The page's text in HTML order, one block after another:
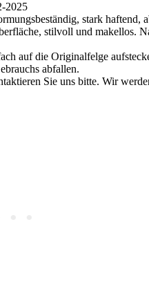
2025
stark haftend,
stilvoll und makellos.
auf die Originalfelge
abfallen.
Sie uns bitte. Wir